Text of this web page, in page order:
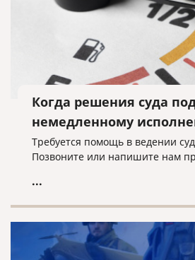
Когда решения суда
немедленному
Требуется помощь в ведении
Позвоните или напишите нам
...